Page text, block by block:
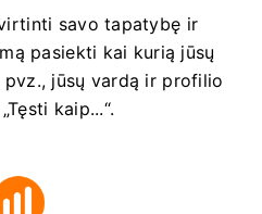
savo tapatybę ir
pasiekti kai kurią jūsų
pvz., jūsų vardą ir profilio
kaip...“.